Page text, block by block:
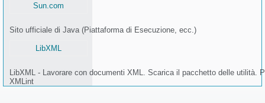
Sun.com
Sito ufficiale di Java (Piattaforma di Esecuzione, ecc.)
LibXML
LibXML - Lavorare con documenti XML. Scarica il pacchetto delle utilità.
XMLint